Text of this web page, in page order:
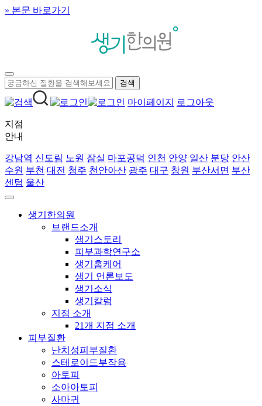
» 본문 바로가기
마이페이지 로그아웃
지점
안내
강남역 신도림 노원 잠실 마포공덕 인천 안양 일산 분당 안산
수원 부천 대전 청주 천안아산 광주 대구 창원 부산서면 부산
센텀 울산
생기한의원
브랜드소개
생기스토리
피부과학연구소
생기홈케어
생기 언론보도
생기소식
생기칼럼
지점 소개
21개 지점 소개
피부질환
난치성피부질환
스테로이드부작용
아토피
소아아토피
사마귀